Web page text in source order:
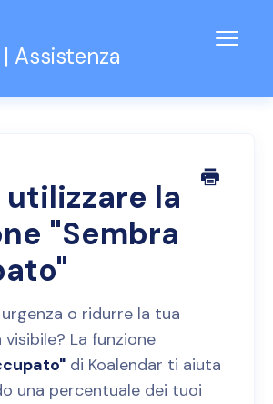
Assistenza
Contatti
utilizzare la
"Sembra
o ridurre la tua
La funzione
di Koalendar ti aiuta
una percentuale dei tuoi